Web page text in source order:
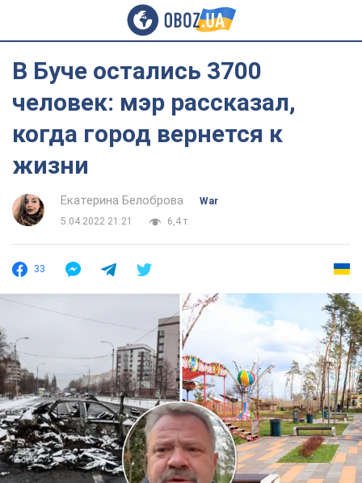
В Буче остались 3700
человек: мэр рассказал,
когда город вернется к
жизни
Екатерина Белоброва
War
5.04.2022 21:21
6,4 т.
33